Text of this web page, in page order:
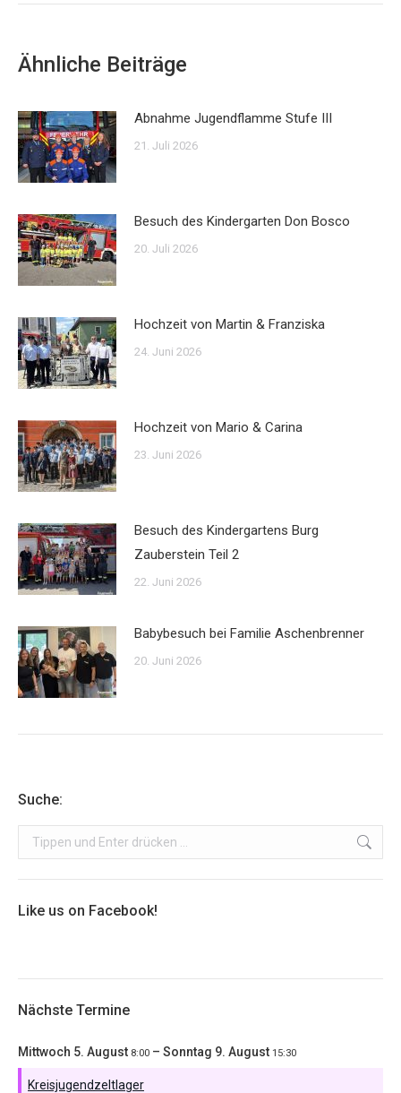
Ähnliche Beiträge
Abnahme Jugendflamme Stufe III
21. Juli 2026
Besuch des Kindergarten Don Bosco
20. Juli 2026
Hochzeit von Martin & Franziska
24. Juni 2026
Hochzeit von Mario & Carina
23. Juni 2026
Besuch des Kindergartens Burg
Zauberstein Teil 2
22. Juni 2026
Babybesuch bei Familie Aschenbrenner
20. Juni 2026
Suche:
Search:
Like us on Facebook!
Nächste Termine
Mittwoch 5. August 8:00 – Sonntag 9. August 15:30
Kreisjugendzeltlager